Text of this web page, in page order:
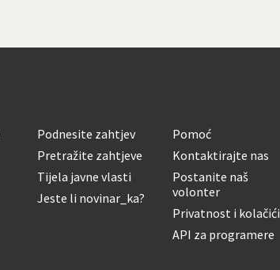
Podnesite zahtjev
Pretražite zahtjeve
Tijela javne vlasti
Jeste li novinar_ka?
Pomoć
Kontaktirajte nas
Postanite naš
volonter
Privatnost i kolačići
API za programere